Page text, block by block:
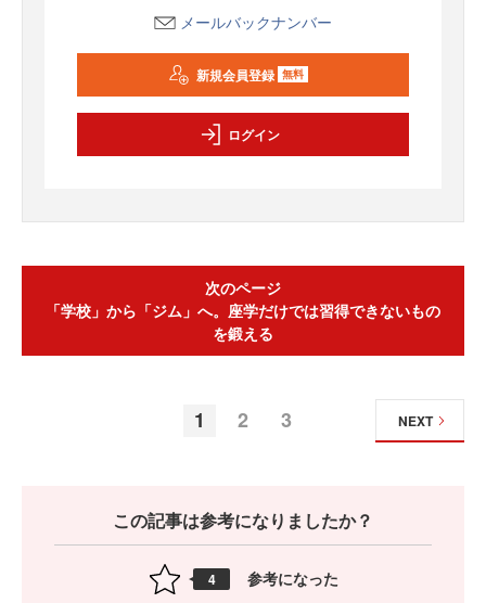
メールバックナンバー
新規会員登録 無料
ログイン
次のページ
「学校」から「ジム」へ。座学だけでは習得できないもの
を鍛える
1 2 3 NEXT
この記事は参考になりましたか？
4 参考になった